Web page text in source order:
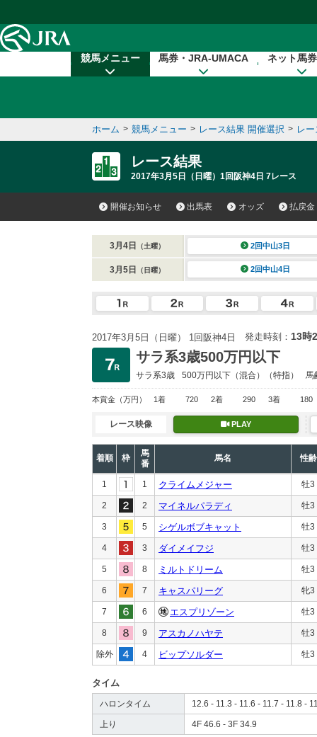
競馬メニュー 馬券・JRA-UMACA ネット馬
ホーム > 競馬メニュー > レース結果 開催選択 > レ
レース結果
2017年3月5日（日曜）1回阪神4日 7レース
開催お知らせ 出馬表 オッズ 払戻金
3月4日 （土曜） 2回中山3日
3月5日 （日曜） 2回中山4日
2017年3月5日（日曜） 1回阪神4日 発走時刻： 13時
サラ系3歳500万円以下
サラ系3歳 500万円以下 （混合）（特指） 馬
本賞金 （万円） 1着 720 2着 290 3着 180
レース映像 PLAY
着順 枠
馬
番
馬名 性齢
1 1 クライムメジャー 牡3
2 2 マイネルパラディ 牡3
3 5 シゲルボブキャット 牡3
4 3 ダイメイフジ 牡3
5 8 ミルトドリーム 牡3
6 7 キャスパリーグ 牝3
7 6 エスプリゾーン 牡3
8 9 アスカノハヤテ 牡3
除外 4 ビップソルダー 牡3
タイム
ハロンタイム 12.6 - 11.3 - 11.6 - 11.7 - 11.8 -
上り 4F 46.6 - 3F 34.9